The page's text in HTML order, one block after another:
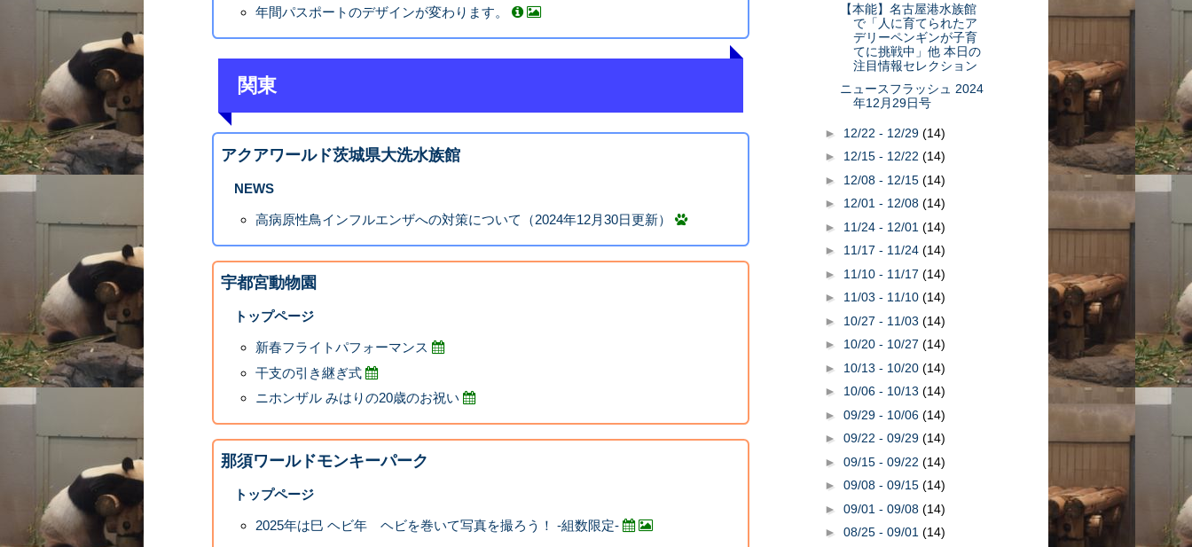
年間パスポートのデザインが変わります。
関東
アクアワールド茨城県大洗水族館
NEWS
高病原性鳥インフルエンザへの対策について（2024年12月30日更新）
宇都宮動物園
トップページ
新春フライトパフォーマンス
干支の引き継ぎ式
ニホンザル みはりの20歳のお祝い
那須ワールドモンキーパーク
トップページ
2025年は巳 ヘビ年 ヘビを巻いて写真を撮ろう！ -組数限定-
【本能】名古屋港水族館
で「人に育てられたア
デリーペンギンが子育
てに挑戦中」他 本日の
注目情報セレクション
ニュースフラッシュ 2024
年12月29日号
► 12/22 - 12/29 (14)
► 12/15 - 12/22 (14)
► 12/08 - 12/15 (14)
► 12/01 - 12/08 (14)
► 11/24 - 12/01 (14)
► 11/17 - 11/24 (14)
► 11/10 - 11/17 (14)
► 11/03 - 11/10 (14)
► 10/27 - 11/03 (14)
► 10/20 - 10/27 (14)
► 10/13 - 10/20 (14)
► 10/06 - 10/13 (14)
► 09/29 - 10/06 (14)
► 09/22 - 09/29 (14)
► 09/15 - 09/22 (14)
► 09/08 - 09/15 (14)
► 09/01 - 09/08 (14)
► 08/25 - 09/01 (14)